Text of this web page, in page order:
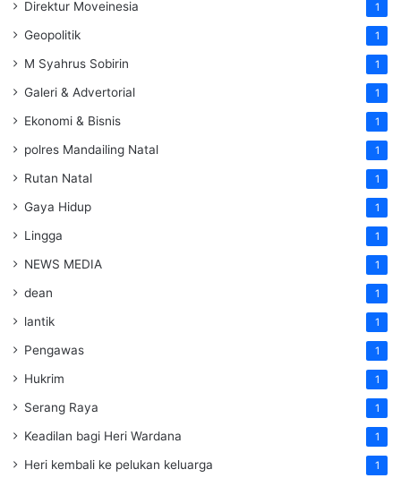
Direktur Moveinesia 1
Geopolitik 1
M Syahrus Sobirin 1
Galeri & Advertorial 1
Ekonomi & Bisnis 1
polres Mandailing Natal 1
Rutan Natal 1
Gaya Hidup 1
Lingga 1
NEWS MEDIA 1
dean 1
lantik 1
Pengawas 1
Hukrim 1
Serang Raya 1
Keadilan bagi Heri Wardana 1
Heri kembali ke pelukan keluarga 1